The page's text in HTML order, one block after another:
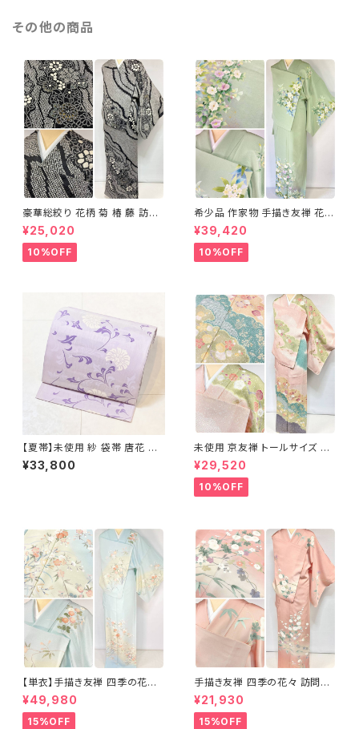
その他の商品
豪華総絞り 花柄 菊 椿 藤 訪問
着 鹿の子絞り ラメ 正絹 黒 白
グレー 1435
¥25,020
10%OFF
希少品 作家物 手描き友禅 花鳥
文 椿 沈丁花 訪問着 正絹 袷 黄
緑 青 白 1418
¥39,420
10%OFF
【夏帯】未使用 紗 袋帯 唐花 正
絹 紫 白 淡藤色 729
¥33,800
未使用 京友禅 トールサイズ 染
め分け 金彩 訪問着 袷 正絹 ピ
ンク 黄緑 紫 黄色 1438
¥29,520
10%OFF
【単衣】手描き友禅 四季の花々
正絹 訪問着 水色 黄緑 白 パス
テルカラー 1431
¥49,980
15%OFF
手描き友禅 四季の花々 訪問着
袷 正絹 サーモンピンク クリー
ム 白 桃花色 1434
¥21,930
15%OFF